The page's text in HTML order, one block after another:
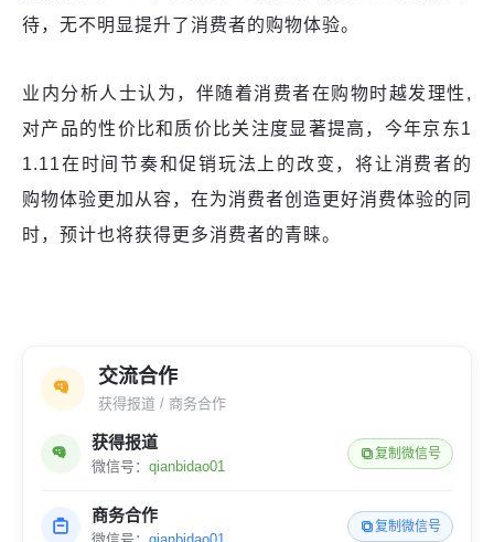
待，无不明显提升了消费者的购物体验。
业内分析人士认为，伴随着消费者在购物时越发理性,
对产品的性价比和质价比关注度显著提高，今年京东1
1.11在时间节奏和促销玩法上的改变，将让消费者的
购物体验更加从容，在为消费者创造更好消费体验的同
时，预计也将获得更多消费者的青睐。
交流合作
获得报道 / 商务合作
获得报道
微信号： qianbidao01
复制微信号
商务合作
复制微信号